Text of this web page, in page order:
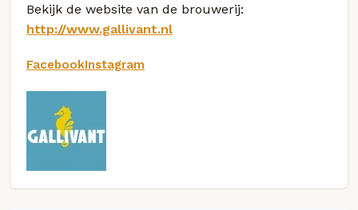
Bekijk de website van de brouwerij:
http://www.gallivant.nl
FacebookInstagram